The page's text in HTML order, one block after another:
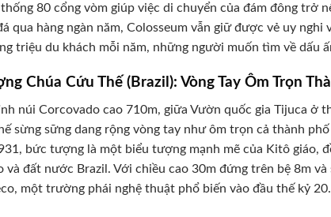
80 cổng vòm giúp việc di chuyển của đám đông trở
qua hàng ngàn năm, Colosseum vẫn giữ được vẻ uy nghi
triệu du khách mỗi năm, những người muốn tìm về dấu
Chúa Cứu Thế (Brazil): Vòng Tay Ôm Trọn
núi Corcovado cao 710m, giữa Vườn quốc gia Tijuca ở
sừng sững dang rộng vòng tay như ôm trọn cả thành
bức tượng là một biểu tượng mạnh mẽ của Kitô giáo,
và đất nước Brazil. Với chiều cao 30m đứng trên bệ 8m
một trường phái nghệ thuật phổ biến vào đầu thế kỷ 20.